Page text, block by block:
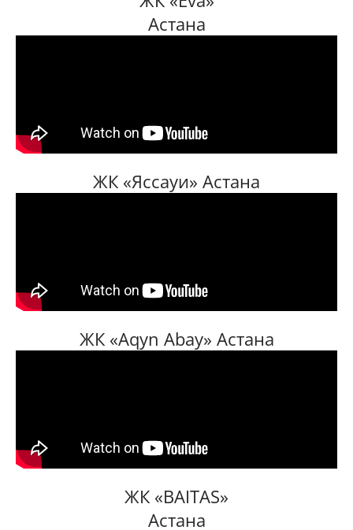
Астана
ЖК «Яссауи» Астана
ЖК «Aqyn Abay» Астана
ЖК «BAITAS»
Астана